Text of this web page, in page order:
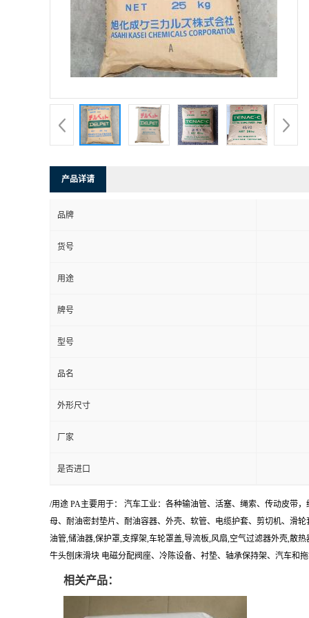
产品详请
品牌
货号
用途
牌号
型号
品名
外形尺寸
厂家
是否进口
/用途 PA主要用于： 汽车工业：各种输油管、活塞、绳索、传动皮带
母、耐油密封垫片、耐油容器、外壳、软管、电缆护套、剪切机、滑
油管,储油器,保护罩,支撑架,车轮罩盖,导流板,风扇,空气过滤器外壳,散
牛头刨床滑块 电磁分配阀座、冷陈设备、衬垫、轴承保持架、汽车和
相关产品：